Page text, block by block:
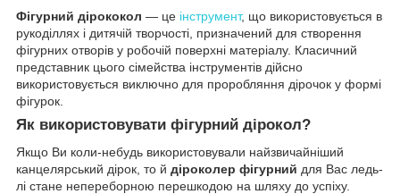
Фігурний дірококол — це інструмент, що використовується в
рукоділлях і дитячій творчості, призначений для створення
фігурних отворів у робочій поверхні матеріалу. Класичний
представник цього сімейства інструментів дійсно
використовується виключно для проробляння дірочок у формі
фігурок.
Як використовувати фігурний дірокол?
Якщо Ви коли-небудь використовували найзвичайніший
канцелярський дірок, то й діроколер фігурний для Вас ледь-
лі стане непереборною перешкодою на шляху до успіху.